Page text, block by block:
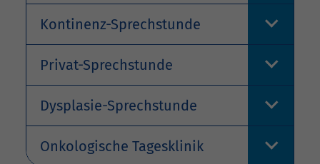
Kontinenz-Sprechstunde
Privat-Sprechstunde
Dysplasie-Sprechstunde
Onkologische Tagesklinik